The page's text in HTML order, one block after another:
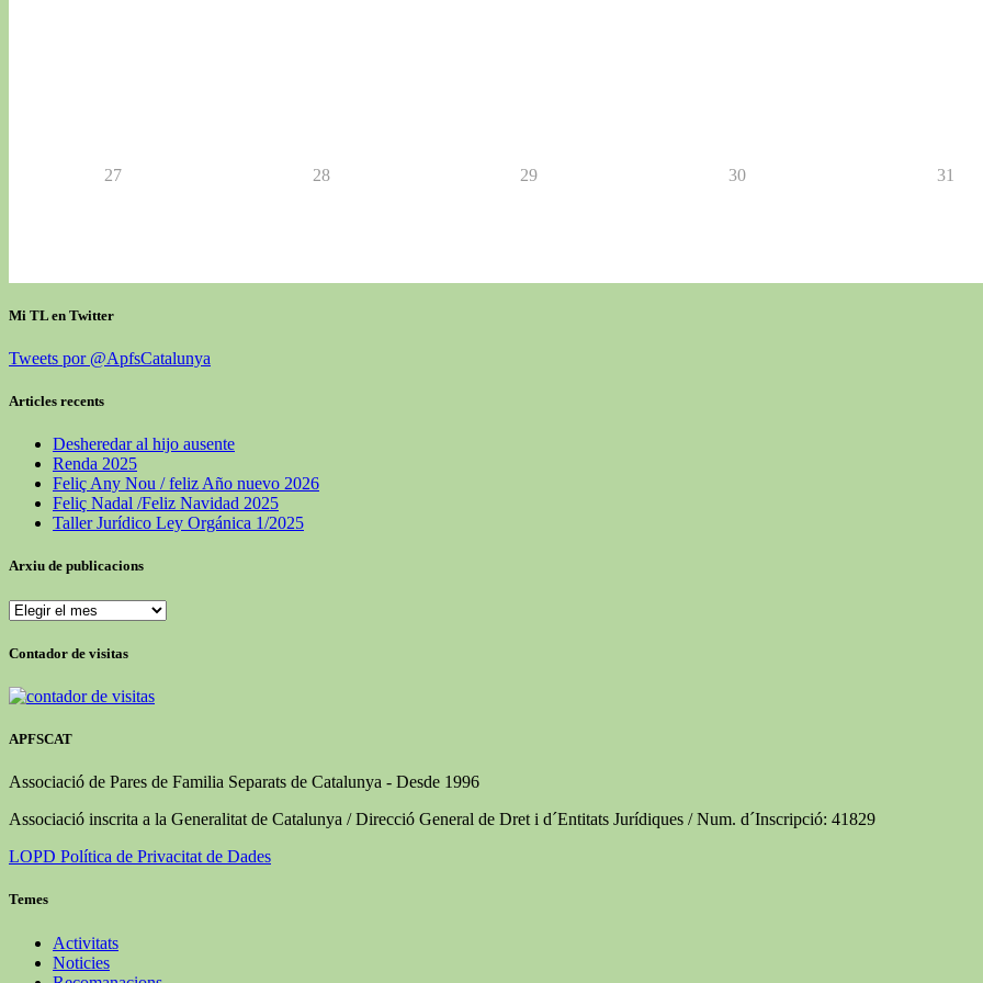
27 28 29 30 31
Mi TL en Twitter
Tweets por @ApfsCatalunya
Articles recents
Desheredar al hijo ausente
Renda 2025
Feliç Any Nou / feliz Año nuevo 2026
Feliç Nadal /Feliz Navidad 2025
Taller Jurídico Ley Orgánica 1/2025
Arxiu de publicacions
Arxiu
publicacions
Contador de visitas
APFSCAT
Associació de Pares de Familia Separats de Catalunya - Desde 1996
Associació inscrita a la Generalitat de Catalunya / Direcció General de Dret i d´Entitats Jurídiques / Num. d´Inscripció: 41829
LOPD Política de Privacitat de Dades
Temes
Activitats
Noticies